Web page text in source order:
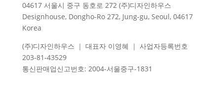
04617 서울시 중구 동호로 272 (주)디자인하우스
Designhouse, Dongho-Ro 272, Jung-gu, Seoul, 04617
Korea
(주)디자인하우스 ｜ 대표자 이영혜 ｜ 사업자등록번호
203-81-43529
통신판매업신고번호: 2004-서울중구-1831